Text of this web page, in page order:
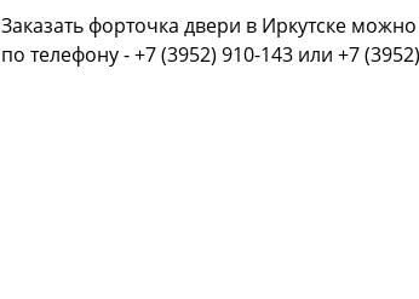
Заказать форточка двери в Иркутске
по телефону - +7 (3952) 910-143 или +7